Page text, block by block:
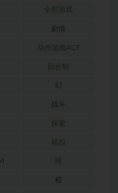
全部游戏
剧情
动作游戏ACT
回合制
幻
战斗
探索
模拟
球
程